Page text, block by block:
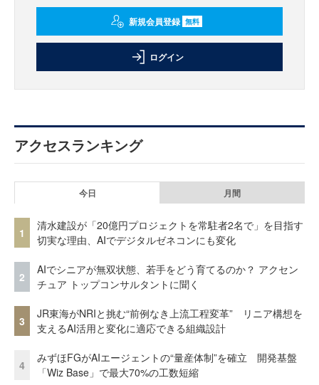
新規会員登録 無料
ログイン
アクセスランキング
今日 月間
1
清水建設が「20億円プロジェクトを常駐者2名で」を目指す
切実な理由、AIでデジタルゼネコンにも変化
2
AIでシニアが無双状態、若手をどう育てるのか？ アクセン
チュア トップコンサルタントに聞く
3
JR東海がNRIと挑む“前例なき上流工程変革” リニア構想を
支えるAI活用と変化に適応できる組織設計
4
みずほFGがAIエージェントの“量産体制”を確立 開発基盤
「Wiz Base」で最大70%の工数短縮